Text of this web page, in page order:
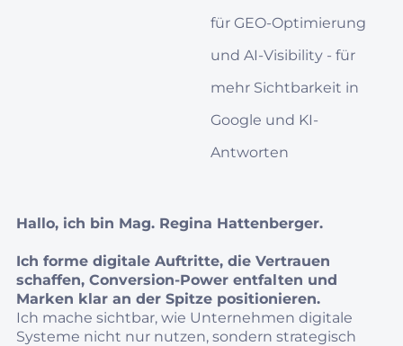
für GEO‑Optimierung
und AI‑Visibility - für
mehr Sichtbarkeit in
Google und KI-
Antworten
Hallo, ich bin Mag. Regina Hattenberger.
Ich forme digitale Auftritte, die Vertrauen
schaffen, Conversion‑Power entfalten und
Marken klar an der Spitze positionieren.
Ich mache sichtbar, wie Unternehmen digitale
Systeme nicht nur nutzen, sondern strategisch